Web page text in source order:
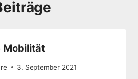
Mobilität
3. September 2021